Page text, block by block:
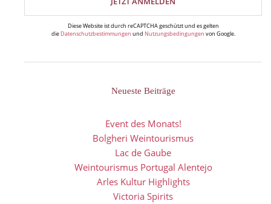
Diese Website ist durch reCAPTCHA geschützt und es gelten
die Datenschutzbestimmungen und Nutzungsbedingungen von Google.
Neueste Beiträge
Event des Monats!
Bolgheri Weintourismus
Lac de Gaube
Weintourismus Portugal Alentejo
Arles Kultur Highlights
Victoria Spirits